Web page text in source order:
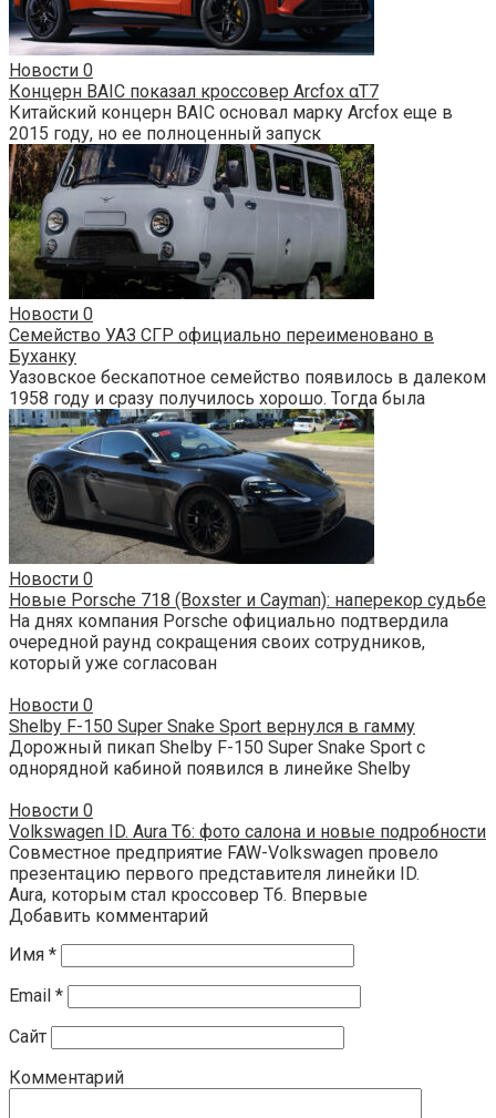
Новости 0
Концерн BAIC показал кроссовер Arcfox αT7
Китайский концерн BAIC основал марку Arcfox еще в
2015 году, но ее полноценный запуск
Новости 0
Семейство УАЗ СГР официально переименовано в
Буханку
Уазовское бескапотное семейство появилось в далеком
1958 году и сразу получилось хорошо. Тогда была
Новости 0
Новые Porsche 718 (Boxster и Cayman): наперекор судьбе
На днях компания Porsche официально подтвердила
очередной раунд сокращения своих сотрудников,
который уже согласован
Новости 0
Shelby F-150 Super Snake Sport вернулся в гамму
Дорожный пикап Shelby F-150 Super Snake Sport с
однорядной кабиной появился в линейке Shelby
Новости 0
Volkswagen ID. Aura T6: фото салона и новые подробности
Совместное предприятие FAW-Volkswagen провело
презентацию первого представителя линейки ID.
Aura, которым стал кроссовер T6. Впервые
Добавить комментарий
Имя *
Email *
Сайт
Комментарий